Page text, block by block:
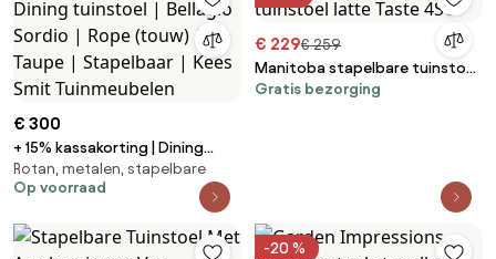
€ 300
+ 15% kassakorting | Dining
tuinstoel | Bellagio Sordio |
Rope (touw) | Taupe |
Tuinmeubelen
Rotan, metalen, stapelbare
Op voorraad
€ 229€ 259
Manitoba stapelbare tuinstoel
latte Taste 4SO
Gratis bezorging
-20 %